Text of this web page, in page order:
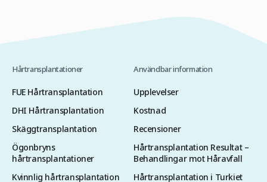
Hårtransplantationer
FUE Hårtransplantation
DHI Hårtransplantation
Skäggtransplantation
Ögonbryns
hårtransplantationer
Kvinnlig hårtransplantation
Användbar information
Upplevelser
Kostnad
Recensioner
Hårtransplantation Resultat –
Behandlingar mot Håravfall
Hårtransplantation i Turkiet